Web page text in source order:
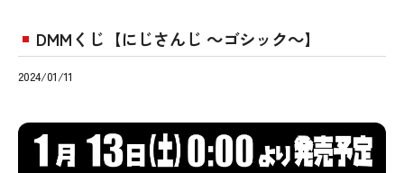
DMMくじ【にじさんじ ～ゴシック～】
2024/01/11